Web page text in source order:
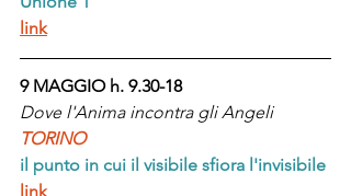
link
9 MAGGIO h. 9.30-18
Dove l'Anima incontra gli Angeli
TORINO
il punto in cui il visibile sfiora l'invisibile
link